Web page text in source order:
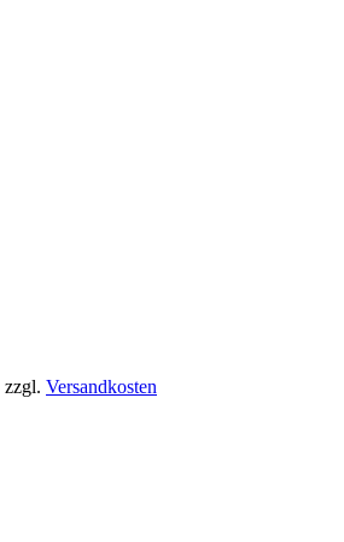
zzgl. Versandkosten